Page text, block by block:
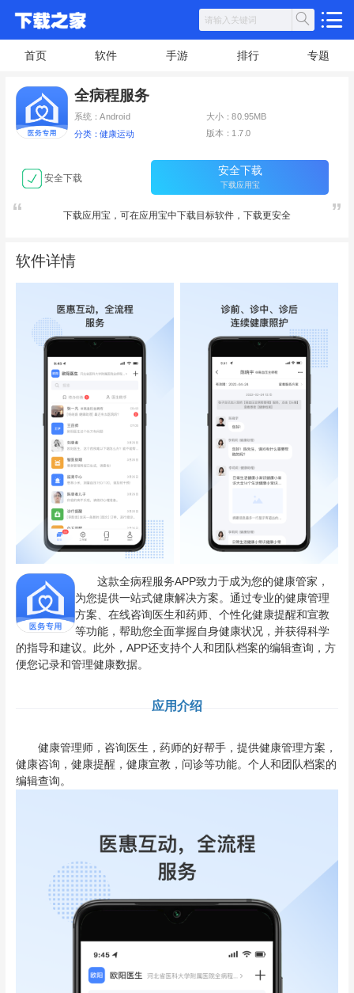
首页 软件 手游 排行 专题
全病程服务
系统：Android 大小：80.95MB
分类：健康运动 版本：1.7.0
安全下载
安全下载
下载应用宝
下载应用宝，可在应用宝中下载目标软件，下载更安全
软件详情
这款全病程服务APP致力于成为您的健康管家，
为您提供一站式健康解决方案。通过专业的健康管理
方案、在线咨询医生和药师、个性化健康提醒和宣教
等功能，帮助您全面掌握自身健康状况，并获得科学
的指导和建议。此外，APP还支持个人和团队档案的编辑查询，方
便您记录和管理健康数据。
应用介绍
健康管理师，咨询医生，药师的好帮手，提供健康管理方案，
健康咨询，健康提醒，健康宣教，问诊等功能。个人和团队档案的
编辑查询。